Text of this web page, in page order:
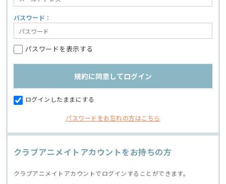
パスワード：
パスワードを表示する
ログインしたままにする
パスワードをお忘れの方はこちら
クラブアニメイトアカウントをお持ちの方
クラブアニメイトアカウントでログインすることができます。